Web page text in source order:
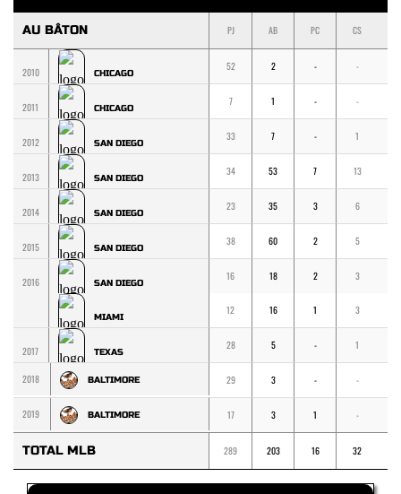
AU BÂTON PJ AB PC CS
2010 CHICAGO
52 2 - -
2011 CHICAGO
7 1 - -
2012 SAN DIEGO
33 7 - 1
2013 SAN DIEGO
34 53 7 13
2014 SAN DIEGO
23 35 3 6
2015 SAN DIEGO
38 60 2 5
2016 SAN DIEGO
16 18 2 3
MIAMI
12 16 1 3
2017 TEXAS
28 5 - 1
2018 BALTIMORE 29 3 - -
2019 BALTIMORE 17 3 1 -
TOTAL MLB 289 203 16 32